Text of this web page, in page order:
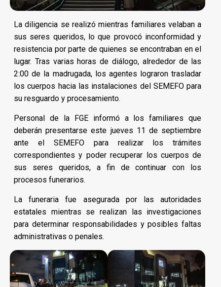
La diligencia se realizó mientras familiares velaban a
sus seres queridos, lo que provocó inconformidad y
resistencia por parte de quienes se encontraban en el
lugar. Tras varias horas de diálogo, alrededor de las
2:00 de la madrugada, los agentes lograron trasladar
los cuerpos hacia las instalaciones del SEMEFO para
su resguardo y procesamiento.
Personal de la FGE informó a los familiares que
deberán presentarse este jueves 11 de septiembre
ante el SEMEFO para realizar los trámites
correspondientes y poder recuperar los cuerpos de
sus seres queridos, a fin de continuar con los
procesos funerarios.
La funeraria fue asegurada por las autoridades
estatales mientras se realizan las investigaciones
para determinar responsabilidades y posibles faltas
administrativas o penales.